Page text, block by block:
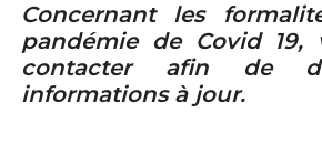
Concernant les
pandémie de Covid 19,
contacter afin de
informations à jour.